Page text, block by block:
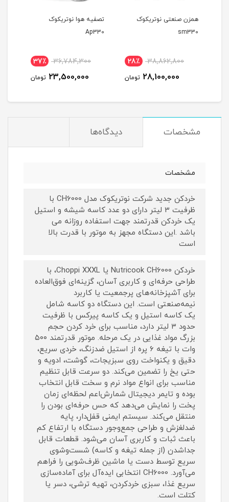
همزن صنعتی نوتریکوک
sm330
38,862,800 28٪
28,100,000 تومان
تصفیه هوا نوتریکوک
Ap330
36,784,300 37٪
23,500,000 تومان
مشخصات دیدگاه‌ها
مشخصات
خردکن جدید شرکت نوتریکوک مدل CH6000 با
ظرفیت 3 لیتر دارای دو عدد کاسه شیشه و استیل
یک خردکن قدرتمند جهت استفاده روزانه می
باشد .این دستگاه مجهز به موتور با قدرت بالا
است
خردکن Nutricook CH6000 یا Choppi XXXL، با
طراحی حرفه‌ای و کاربری آسان، گزینه‌ای فوق‌العاده
برای آشپزخانه‌های پرجمعیت یا کاربرد
نیمه‌صنعتی است. این دستگاه دو کاسه شامل
یک کاسه استیل و یک کاسه پیرکس با ظرفیت
حدود ۳ لیتر دارد، مناسب برای خرد کردن حجم
بزرگ مواد غذایی در یک مرحله. موتور قدرتمند ۵۰۰
وات با تیغه ۶ پره از استیل ضدزنگ، خردی سریع،
دقیق و یکنواخت روی سبزیجات، گوشت، ادویه و
حتی یخ را تضمین می‌کند. دو سرعت قابل تنظیم
مناسب برای انواع مواد نرم و سخت قابل انتخاب
بوده و تایمر دیجیتال شمارش‌اعم لحظه‌ای زمان
پخت را نمایش می‌دهد که حس حرفه‌ای بودن را
منتقل می‌کند. سیستم ایمنی قفل‌دار، پایه
ضدلغزش و طراحی جمع‌وجور دستگاه با ارتفاع کم
باعث ثبات و کاربری آسان می‌شود. قطعات قابل
جداشدن (از جمله تیغه و کاسه) شست‌وشوی
سریع توسط دست یا ماشین ظرف‌شویی را فراهم
می‌آورد. CH6000 انتخابی ایده‌آل برای آماده‌سازی
سریع غذا، سبزی خردکردن، تهیه ترشی، دسر یا
کتلت است.